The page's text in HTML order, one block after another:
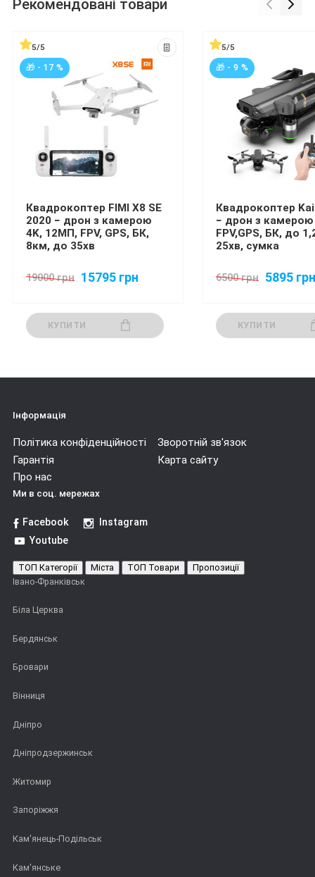
Рекомендовані товари
5/5
🎁 - 17 %
Квадрокоптер FIMI X8 SE
2020 − дрон з камерою
4K, 12МП, FPV, GPS, БК,
8км, до 35хв
19000 грн 15795 грн
КУПИТИ
5/5
🎁 - 9 %
Квадрокоптер Kai
− дрон з камерою
FPV,GPS, БК, до
25хв, сумка
6500 грн 5895 грн
КУПИТИ
Інформація
Політика конфіденційності
Зворотній зв'язок
Гарантія
Карта сайту
Про нас
Ми в соц. мережах
Facebook
Instagram
Youtube
ТОП Категорії Міста ТОП Товари
Пропозиції
Івано-Франківськ
Біла Церква
Бердянськ
Бровари
Вінниця
Дніпро
Дніпродзержинськ
Житомир
Запоріжжя
Кам'янець-Подільськ
Кам'янське